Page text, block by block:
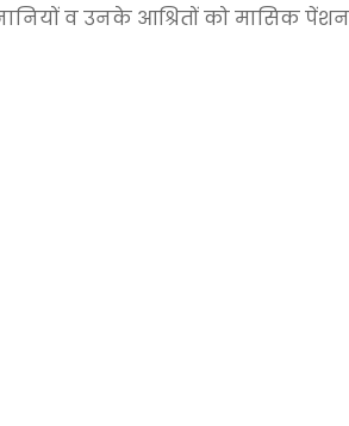
व उनके आश्रितों को मासिक पेंशन